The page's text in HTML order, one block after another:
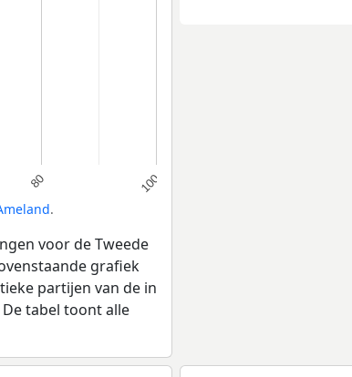
80 100
.
voor de Tweede
grafiek
partijen van de in
tabel toont alle